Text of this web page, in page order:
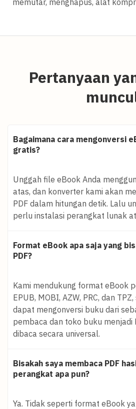
Pertanyaan
Bagaimana cara mengonversi
gratis?
Unggah file eBook Anda
atas, dan konverter kami akan
PDF dalam hitungan detik. Lalu
perlu instalasi perangkat lunak
Format eBook apa saja yang
PDF?
Kami mendukung format eBook
EPUB, MOBI, AZW, PRC, dan
dapat mengonversi buku dari
pembaca dan toko buku menjadi
dibaca secara universal.
Bisakah saya membaca PDF
perangkat apa pun?
Ya. Tidak seperti format eBook